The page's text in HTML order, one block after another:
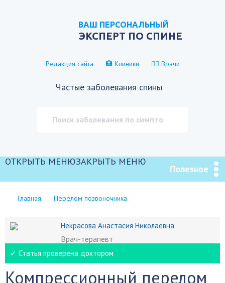
ВАШ ПЕРСОНАЛЬНЫЙ
ЭКСПЕРТ ПО СПИНЕ
Редакция сайта 🏥 Клиники 👨‍⚕️ Врачи
Частые заболевания спины
ОТКРЫТЬ МЕНЮЗАКРЫТЬ МЕНЮ
Полезное
Главная Перелом позвоночника
Некрасова Анастасия Николаевна
Врач-терапевт
✓ Статья проверена доктором
Компрессионный перелом